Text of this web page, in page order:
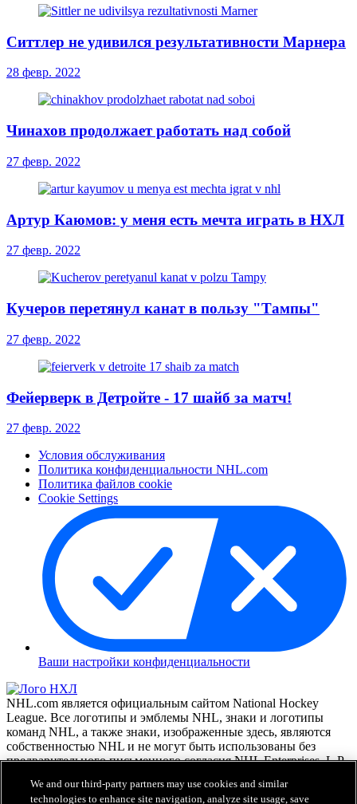
Ситтлер не удивился результативности Марнера
28 февр. 2022
Чинахов продолжает работать над собой
27 февр. 2022
Артур Каюмов: у меня есть мечта играть в НХЛ
27 февр. 2022
Кучеров перетянул канат в пользу "Тампы"
27 февр. 2022
Фейерверк в Детройте - 17 шайб за матч!
27 февр. 2022
Условия обслуживания
Политика конфиденциальности NHL.com
Политика файлов cookie
Cookie Settings
Ваши настройки конфиденциальности
NHL.com является официальным сайтом National Hockey
League. Все логотипы и эмблемы NHL, знаки и логотипы
команд NHL, а также знаки, изображенные здесь, являются
собственностью NHL и не могут быть использованы без
предварительного письменного согласия NHL Enterprises, L.P.
свитера с именами игроков NHL и их номера официально
We and our third-party partners may use cookies and similar
technologies to enhance site navigation, analyze site usage, save